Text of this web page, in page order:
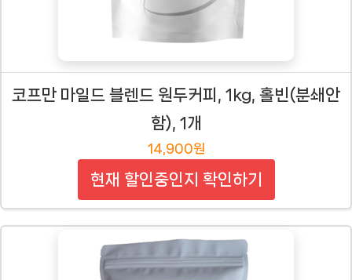
코프만 마일드 블렌드 원두커피, 1kg, 홀빈(분쇄안
함), 1개
14,900원
현재 할인중인지 확인하기